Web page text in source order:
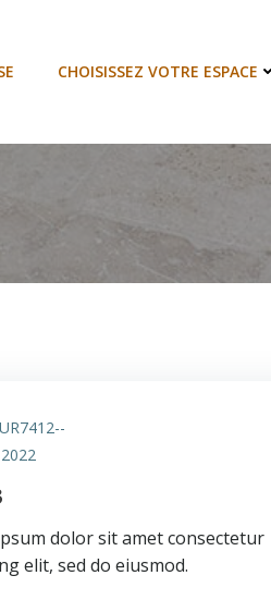
CHOISISSEZ VOTRE ESPACE
dolor sit amet consectetur
elit, sed do eiusmod.